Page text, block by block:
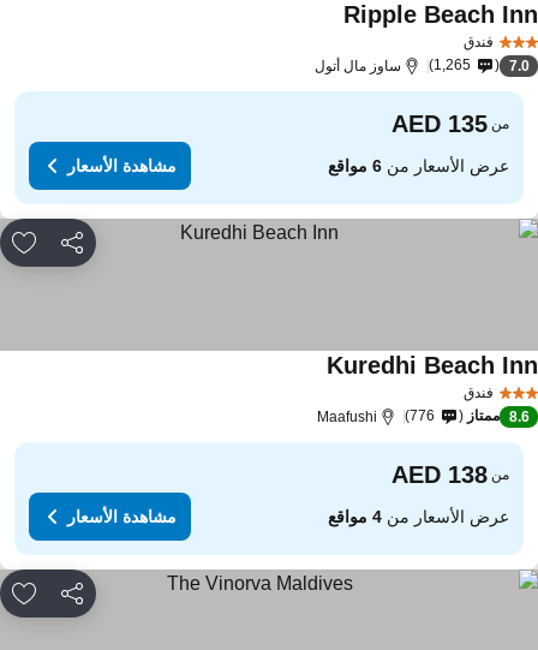
فندق
Ripple Beach
7.0
1,265 ساوز مال أتول
من
عرض الأسعار من6 مواقع مشاهدة الأسعار
مشاركة
فندق
Kuredhi Beach
8.6 ممتاز 776
Maafushi
من
عرض الأسعار من4 مواقع مشاهدة الأسعار
مشاركة